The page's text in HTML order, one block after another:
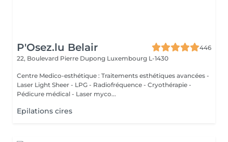
P'Osez.lu Belair
446
22, Boulevard Pierre Dupong Luxembourg L-1430
Centre Medico-esthétique : Traitements esthétiques avancées -
Laser Light Sheer - LPG - Radiofréquence - Cryothérapie -
Pédicure médical - Laser myco...
Epilations cires